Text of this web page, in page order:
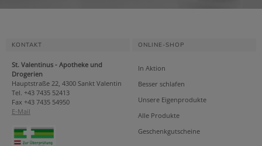
KONTAKT
St. Valentinus - Apotheke und
Drogerien
Hauptstraße 22, 4300 Sankt Valentin
Tel. +43 7435 52413
Fax +43 7435 54950
E-Mail
ONLINE-SHOP
In Aktion
Besser schlafen
Unsere Eigenprodukte
Alle Produkte
Geschenkgutscheine